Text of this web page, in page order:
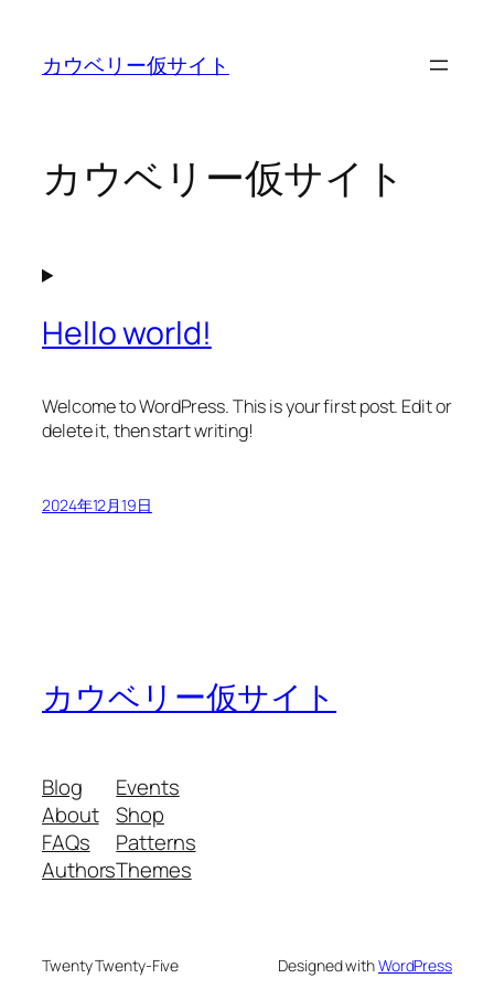
カウベリー仮サイト
カウベリー仮サイト
Hello world!
Welcome to WordPress. This is your first post. Edit or
delete it, then start writing!
2024年12月19日
カウベリー仮サイト
Blog
About
FAQs
Authors
Events
Shop
Patterns
Themes
Twenty Twenty-Five Designed withWordPress